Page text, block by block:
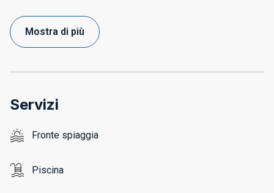
Mostra di più
Servizi
Fronte spiaggia
Piscina